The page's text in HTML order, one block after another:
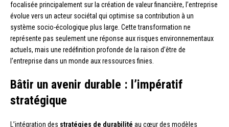
focalisée principalement sur la création de valeur financière, l’entreprise
évolue vers un acteur sociétal qui optimise sa contribution à un
système socio-écologique plus large. Cette transformation ne
représente pas seulement une réponse aux risques environnementaux
actuels, mais une redéfinition profonde de la raison d’être de
l’entreprise dans un monde aux ressources finies.
Bâtir un avenir durable : l’impératif
stratégique
L’intégration des stratégies de durabilité au cœur des modèles